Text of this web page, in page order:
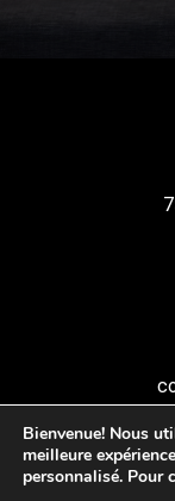
Bienvenue! Nous
meilleure
personnalisé. Pour